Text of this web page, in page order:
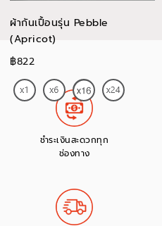
ผ้ากันเปื้อนรุ่น Pebble
(Apricot)
฿822
ชำระเงินสะดวกทุก
ช่องทาง